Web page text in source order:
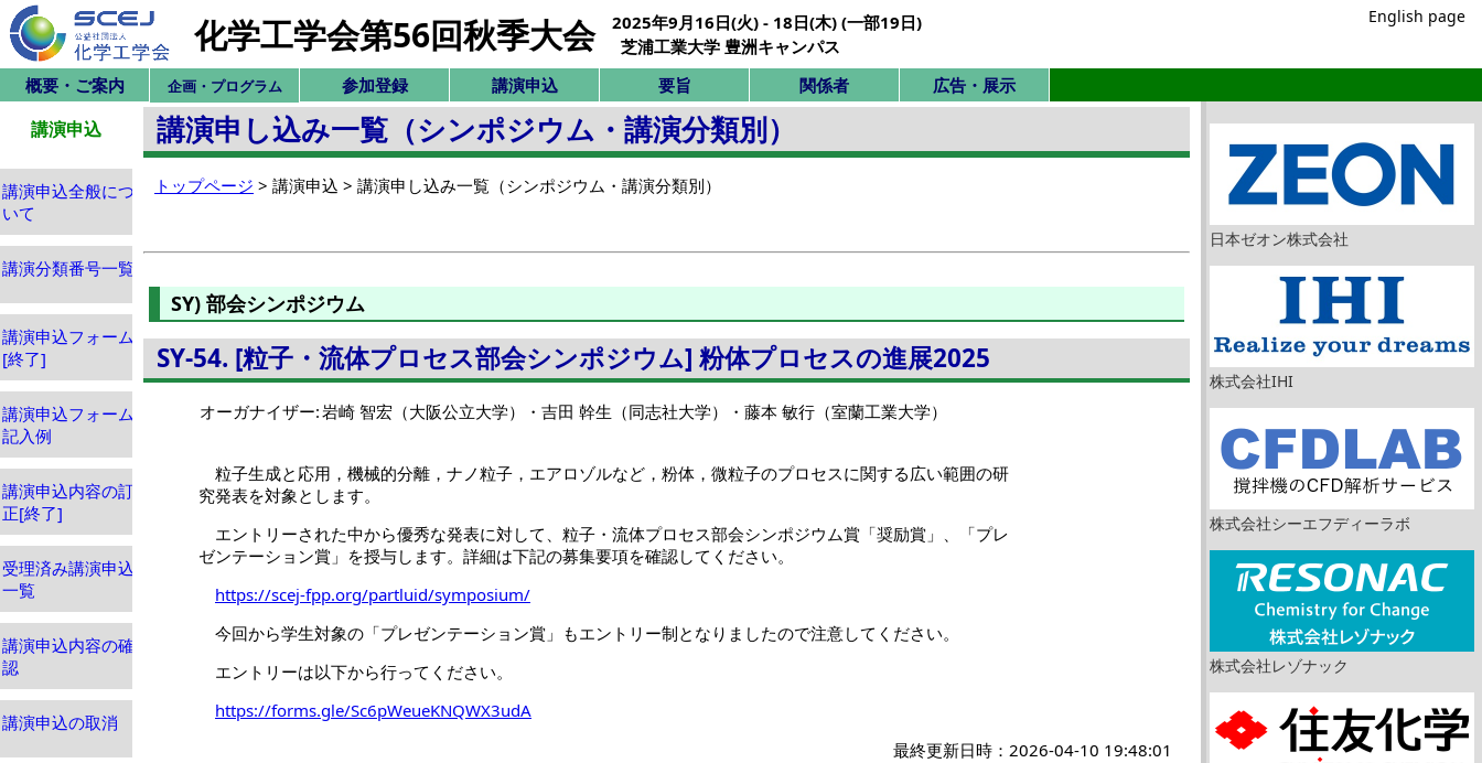
化学工学会第56回秋季大会
2025年9月16日(火) - 18日(木) (一部19日)
芝浦工業大学 豊洲キャンパス
English page
概要・ご案内 企画・プログラム 参加登録 講演申込 要旨 関係者 広告・展示
講演申込
講演申込全般につ
いて
講演分類番号一覧
講演申込フォーム
[終了]
講演申込フォーム
記入例
講演申込内容の訂
正[終了]
受理済み講演申込
一覧
講演申込内容の確
認
講演申込の取消
講演申し込み一覧（シンポジウム・講演分類別）
トップページ > 講演申込 > 講演申し込み一覧（シンポジウム・講演分類別）
SY) 部会シンポジウム
SY-54. [粒子・流体プロセス部会シンポジウム] 粉体プロセスの進展2025
オーガナイザー:岩崎 智宏（大阪公立大学） ・ 吉田 幹生（同志社大学） ・ 藤本 敏行（室蘭工業大学）
粒子生成と応用，機械的分離，ナノ粒子，エアロゾルなど，粉体，微粒子のプロセスに関する広い範囲の研
究発表を対象とします。
エントリーされた中から優秀な発表に対して、粒子・流体プロセス部会シンポジウム賞「奨励賞」、「プレ
ゼンテーション賞」を授与します。詳細は下記の募集要項を確認してください。
https://scej-fpp.org/partluid/symposium/
今回から学生対象の「プレゼンテーション賞」もエントリー制となりましたので注意してください。
エントリーは以下から行ってください。
https://forms.gle/Sc6pWeueKNQWX3udA
最終更新日時：2026-04-10 19:48:01
日本ゼオン株式会社
株式会社IHI
株式会社シーエフディーラボ
株式会社レゾナック